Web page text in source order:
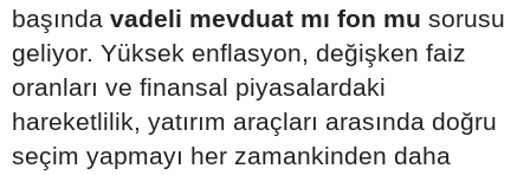
başında vadeli mevduat mı fon mu sorusu
geliyor. Yüksek enflasyon, değişken faiz
oranları ve finansal piyasalardaki
hareketlilik, yatırım araçları arasında doğru
seçim yapmayı her zamankinden daha